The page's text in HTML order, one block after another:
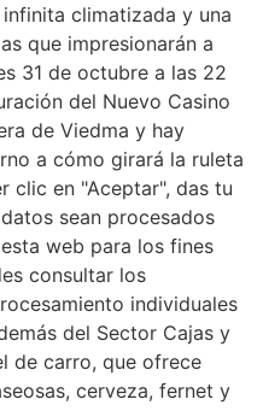
climatizada y una
que impresionarán a
31 de octubre a las 22
del Nuevo Casino
de Viedma y hay
a cómo girará la ruleta
clic en "Aceptar", das tu
sean procesados
web para los fines
consultar los
individuales
del Sector Cajas y
de carro, que ofrece
cerveza, fernet y